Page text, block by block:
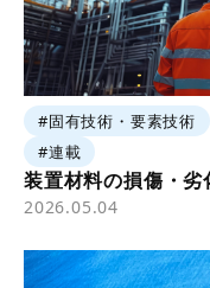
#固有技術・要素技術
#連載
装置材料の損傷・
2026.05.04